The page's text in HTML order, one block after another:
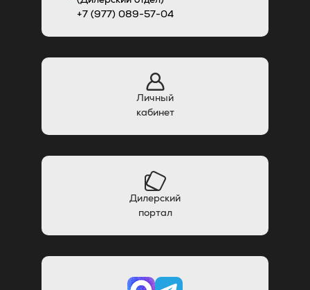
+7 (977) 089-57-04
Личный
кабинет
Дилерский
портал